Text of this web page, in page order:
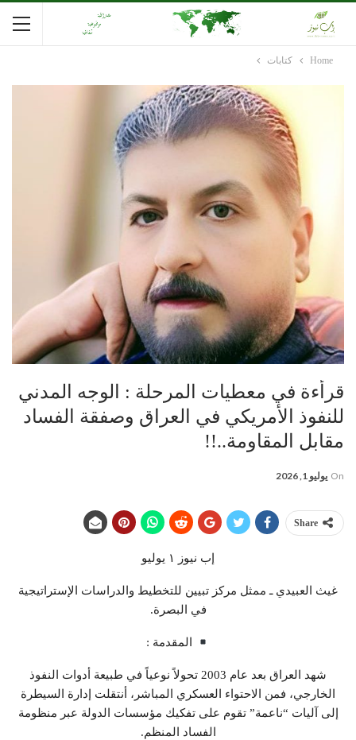
Home كتابات
قرأءة في معطيات المرحلة : الوجه المدني
للنفوذ الأمريكي في العراق وصفقة الفساد
مقابل المقاومة..!!
On يوليو 1, 2026
Share
إب نيوز ١ يوليو
غيث العبيدي ـ ممثل مركز تبيين للتخطيط والدراسات الإستراتيجية
في البصرة.
المقدمة :
شهد العراق بعد عام 2003 تحولاً نوعياً في طبيعة أدوات النفوذ
الخارجي، فمن الاحتواء العسكري المباشر، أنتقلت إدارة السيطرة
إلى آليات “ناعمة” تقوم على تفكيك مؤسسات الدولة عبر منظومة
الفساد المنظم.